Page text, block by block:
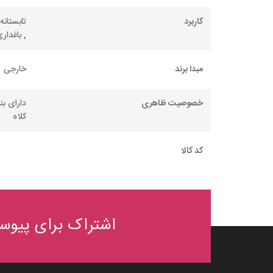
کاربرد
,
مبدا برند خارجی
خصوصیت ظاهری
دارای
کلاه
کد کالا
اشتراک برای